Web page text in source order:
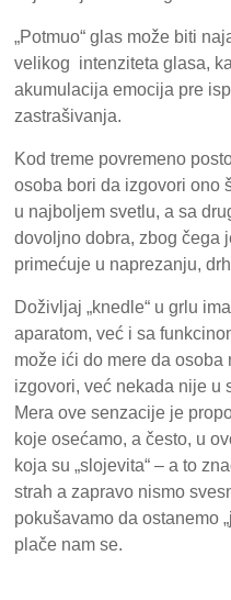
„Potmuo“ glas može biti
velikog intenziteta glasa,
akumulacija emocija pre
zastrašivanja.
Kod treme povremeno
osoba bori da izgovori ono
u najboljem svetlu, a sa
dovoljno dobra, zbog čega
primećuje u naprezanju,
Doživljaj „knedle“ u grlu
aparatom, već i sa
može ići do mere da
izgovori, već nekada nije u
Mera ove senzacije je
koje osećamo, a često, u
koja su „slojevita“ – a to
strah a zapravo nismo
pokušavamo da ostanemo
plače nam se.